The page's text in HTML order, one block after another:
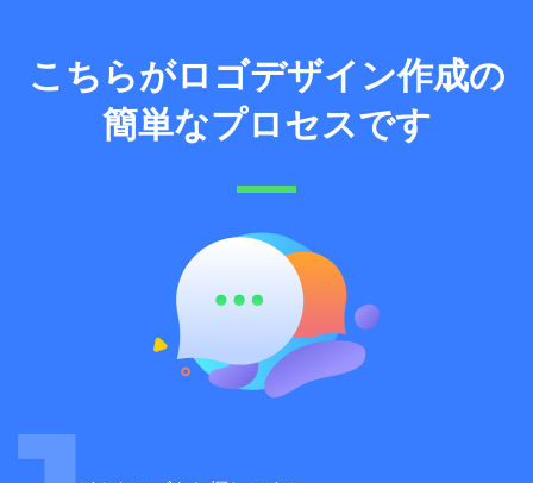
こちらがロゴデザイン作成の
簡単なプロセスです